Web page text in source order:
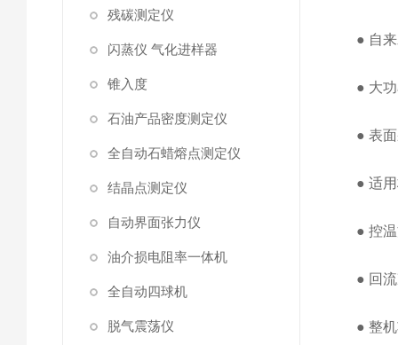
残碳测定仪
闪蒸仪 气化进样器
锥入度
石油产品密度测定仪
全自动石蜡熔点测定仪
结晶点测定仪
自动界面张力仪
油介损电阻率一体机
全自动四球机
脱气震荡仪
● 自
● 大
● 表
● 适
● 控
● 回
● 整